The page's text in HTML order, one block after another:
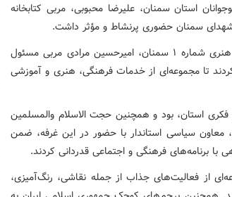
استان سمنان، علیرضا محبوبی، مربی کتابخانه
سمنان حضوری پرنشاط و مؤثر داشت.
در این برنامه، فرزانه طاهری مربی مسئول مرکز فرهنگی هنری شماره ۱ سمنان، امیرحسین مرادی مربی مسئول
تا مجموعه‌ای از خدمات فرهنگی، هنری و آموزشی
فکری استان، بود و همچنین حجت الاسلام والمسلمین
معاون سیاسی استاندار با حضور در این غرفه، ضمن
با برنامه‌های فرهنگی و اجتماعی قدردانی کردند.
از فعالیت‌های جذاب از جمله نقاشی، رنگ‌آمیزی،